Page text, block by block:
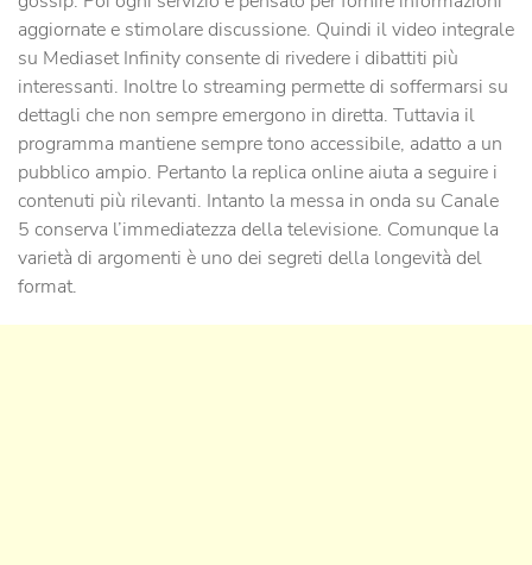
aggiornate e stimolare discussione. Quindi il video integrale
su Mediaset Infinity consente di rivedere i dibattiti più
interessanti. Inoltre lo streaming permette di soffermarsi su
dettagli che non sempre emergono in diretta. Tuttavia il
programma mantiene sempre tono accessibile, adatto a un
pubblico ampio. Pertanto la replica online aiuta a seguire i
contenuti più rilevanti. Intanto la messa in onda su Canale
5 conserva l’immediatezza della televisione. Comunque la
varietà di argomenti è uno dei segreti della longevità del
format.